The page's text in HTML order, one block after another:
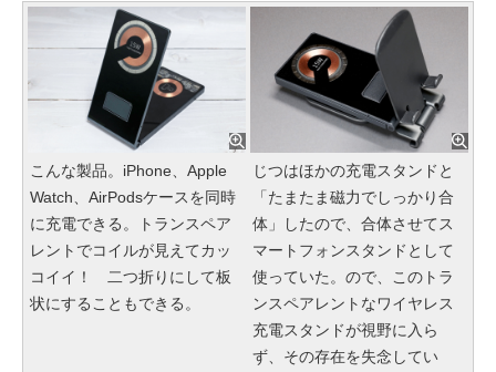
こんな製品。iPhone、Apple
Watch、AirPodsケースを同時
に充電できる。トランスペア
レントでコイルが見えてカッ
コイイ！ 二つ折りにして板
状にすることもできる。
じつはほかの充電スタンドと
「たまたま磁力でしっかり合
体」したので、合体させてス
マートフォンスタンドとして
使っていた。ので、このトラ
ンスペアレントなワイヤレス
充電スタンドが視野に入ら
ず、その存在を失念してい